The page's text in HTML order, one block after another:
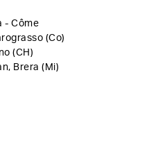
- Côme
(Co)
(CH)
Brera (Mi)